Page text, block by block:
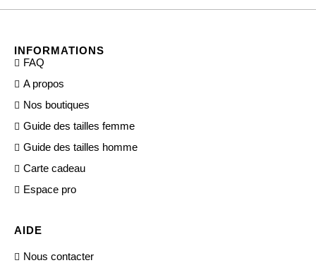
INFORMATIONS
FAQ
A propos
Nos boutiques
Guide des tailles femme
Guide des tailles homme
Carte cadeau
Espace pro
AIDE
Nous contacter